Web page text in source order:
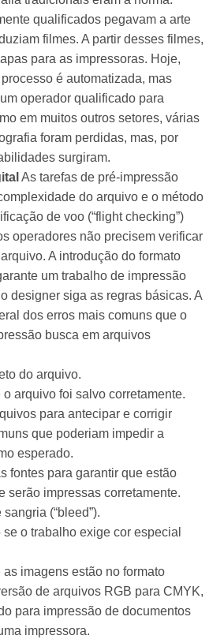
qualificados pegavam a arte
filmes. A partir desses filmes,
para as impressoras. Hoje,
é automatizada, mas
operador qualificado para
em muitos outros setores, várias
foram perdidas, mas, por
surgiram.
As tarefas de pré-impressão
do arquivo e o método
de voo (“flight checking”)
operadores não precisem verificar
A introdução do formato
um trabalho de impressão
designer siga as regras básicas. A
dos erros mais comuns que o
busca em arquivos
do arquivo.
arquivo foi salvo corretamente.
para antecipar e corrigir
que poderiam impedir a
esperado.
fontes para garantir que estão
serão impressas corretamente.
(“bleed”).
o trabalho exige cor especial
imagens estão no formato
de arquivos RGB para CMYK,
para impressão de documentos
impressora.